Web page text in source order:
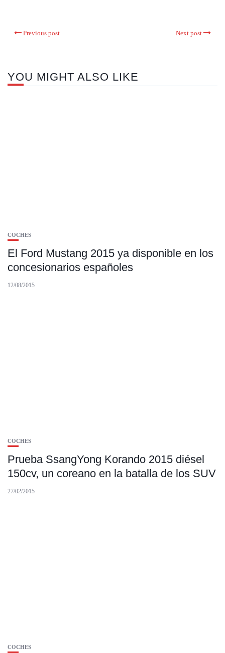
Previous post Next post
YOU MIGHT ALSO LIKE
COCHES
El Ford Mustang 2015 ya disponible en los
concesionarios españoles
12/08/2015
COCHES
Prueba SsangYong Korando 2015 diésel
150cv, un coreano en la batalla de los SUV
27/02/2015
COCHES